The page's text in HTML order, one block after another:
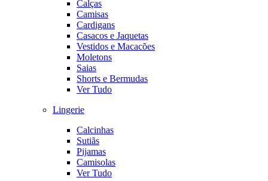
Calças
Camisas
Cardigans
Casacos e Jaquetas
Vestidos e Macacões
Moletons
Saias
Shorts e Bermudas
Ver Tudo
Lingerie
Calcinhas
Sutiãs
Pijamas
Camisolas
Ver Tudo